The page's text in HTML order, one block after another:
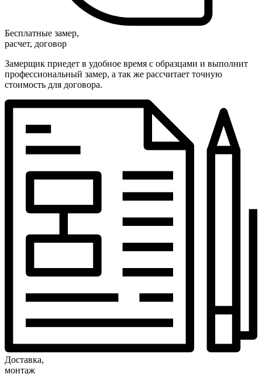
Бесплатные замер,
расчет, договор
Замерщик приедет в удобное время с образцами и выполнит
профессиональный замер, а так же рассчитает точную
стоимость для договора.
Доставка,
монтаж